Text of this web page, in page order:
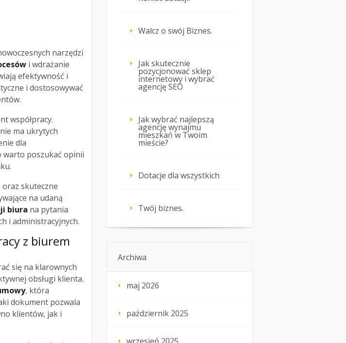
narzędzi
i wdrażanie
efektywność i
i dostosowywać
współpracy.
ma ukrytych
dla
warto poszukać opinii
oraz skuteczne
na udaną
biura na pytania
i administracyjnych.
z biurem
się na klarownych
obsługi klienta.
, która
dokument pozwala
klientów, jak i
Walcz o swój Biznes.
Jak skutecznie
pozycjonować sklep
internetowy i wybrać
agencję SEO
Jak wybrać najlepszą
agencję wynajmu
mieszkań w Twoim
mieście?
Dotacje dla wszystkich
Twój biznes.
Archiwa
maj 2026
październik 2025